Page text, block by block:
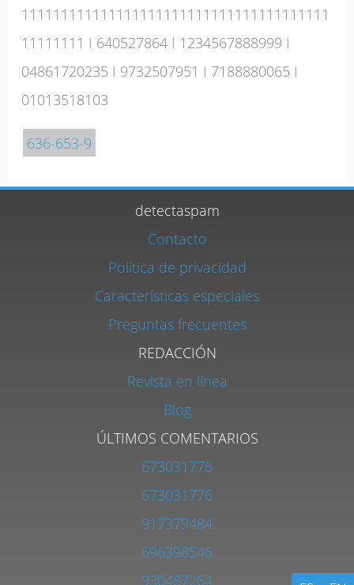
111111111111111111111111111111111111111
11111111 I 640527864 I 1234567888999 I
04861720235 I 9732507951 I 7188880065 I
01013518103
636-653-9
detectaspam
Contacto
Política de privacidad
Características especiales
Preguntas frecuentes
REDACCIÓN
Revista en línea
Blog
ÚLTIMOS COMENTARIOS
673031776
673031776
917379484
696398546
930487264